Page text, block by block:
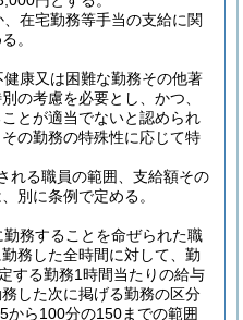
在宅勤務等手当の支給に関
。
康又は困難な勤務その他著
の考慮を必要とし、かつ、
とが適当でないと認められ
の勤務の特殊性に応じて特
れる職員の範囲、支給額その
別に条例で定める。
務することを命ぜられた職
務した全時間に対して、勤
する勤務1時間当たりの給与
した次に掲げる勤務の区分
から100分の150までの範囲